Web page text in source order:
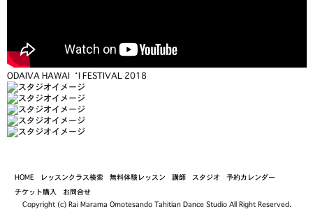
ODAIVA HAWAI‘I FESTIVAL 2018
HOME レッスンクラス検索 無料体験レッスン 講師 スタジオ
予約カレンダー
チケット購入
お問合せ
Copyright (c) Rai Marama Omotesando Tahitian Dance Studio All Right Reserved.